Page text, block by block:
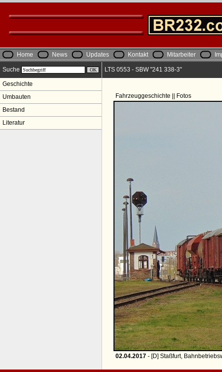
Home News Updates Kontakt Mitarbeiter
Suche
Geschichte
Umbauten
Bestand
Literatur
LTS 0553 - SBW "241 338-3"
Fahrzeuggeschichte || Fotos
02.04.2017- [D] Staßfurt,